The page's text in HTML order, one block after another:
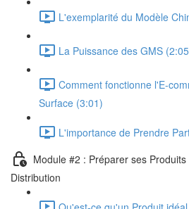
L'exemplarité du Modèle
La Puissance des GMS
Comment fonctionne l'E-
Surface (3:01)
L'importance de Prendre
Module #2 : Préparer ses
Distribution